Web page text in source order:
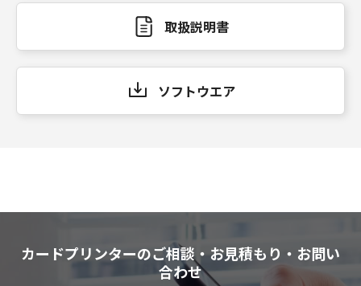
取扱説明書
ソフトウエア
カードプリンターのご相談・お見積もり・お問い
合わせ